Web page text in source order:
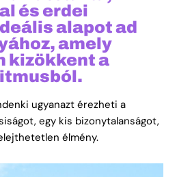
és erdei
alapot ad
amely
kizökkent a
ugyanazt érezheti a
egy kis bizonytalanságot,
élmény.